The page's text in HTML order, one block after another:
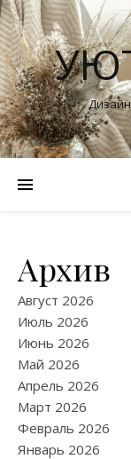
Архив
Август 2026
Июль 2026
Июнь 2026
Май 2026
Апрель 2026
Март 2026
Февраль 2026
Январь 2026